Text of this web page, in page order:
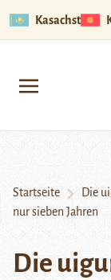
Kasachstan
Startseite
Die
nur sieben Jahren
Die